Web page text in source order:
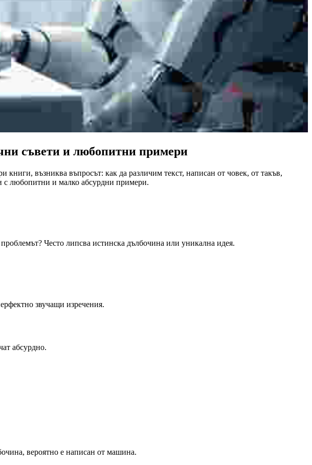
съвети и любопитни примери
възниква въпросът: как да различим текст, написан от човек, от такъв,
с любопитни и малко абсурдни примери.
Често липсва истинска дълбочина или уникална идея.
звучащи изречения.
абсурдно.
вероятно е написан от машина.